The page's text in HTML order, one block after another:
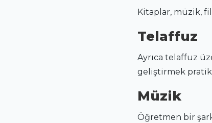
Kitaplar, müzik,
Telaffuz
Ayrıca telaffuz
geliştirmek pratik
Müzik
Öğretmen bir